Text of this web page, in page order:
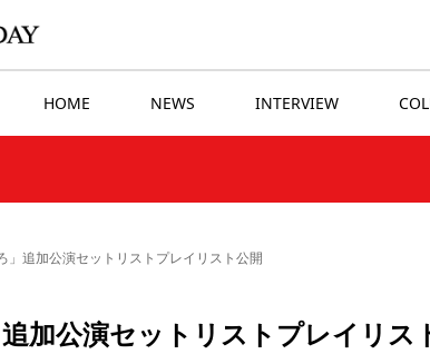
HOME NEWS INTERVIEW
」追加公演セットリストプレイリスト公開
加公演セットリストプレイリス